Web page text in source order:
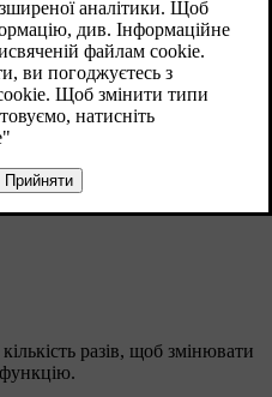
на телевізійному
разів, щоб змінювати